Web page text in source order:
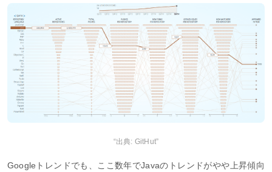
“出典: GitHut”
Googleトレンドでも、ここ数年でJavaのトレンドがやや上昇傾向